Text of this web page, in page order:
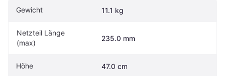
Gewicht 11.1 kg
Netzteil Länge
(max)
235.0 mm
Höhe 47.0 cm